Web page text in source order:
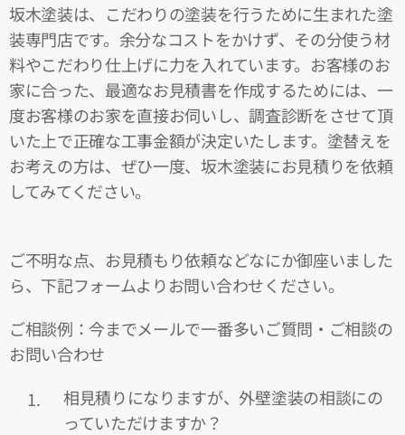
坂木塗装は、こだわりの塗装を行うために生まれた塗
装専門店です。余分なコストをかけず、その分使う材
料やこだわり仕上げに力を入れています。お客様のお
家に合った、最適なお見積書を作成するためには、一
度お客様のお家を直接お伺いし、調査診断をさせて頂
いた上で正確な工事金額が決定いたします。塗替えを
お考えの方は、ぜひ一度、坂木塗装にお見積りを依頼
してみてください。
ご不明な点、お見積もり依頼などなにか御座いました
ら、下記フォームよりお問い合わせください。
ご相談例：今までメールで一番多いご質問・ご相談の
お問い合わせ
相見積りになりますが、外壁塗装の相談にの
っていただけますか？